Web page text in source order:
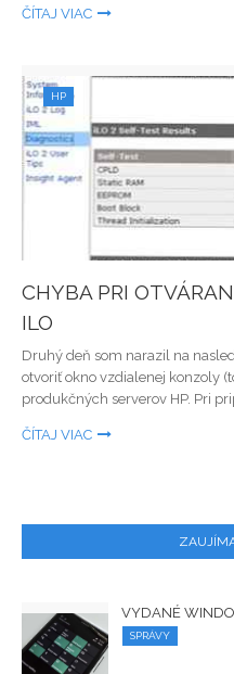
ČÍTAJ VIAC
HP
CHYBA PRI
ILO
Druhý deň som narazil na
otvoriť okno vzdialenej konzoly
produkčných serverov HP. Pri
ČÍTAJ VIAC
VYDANÉ
SPRÁVY